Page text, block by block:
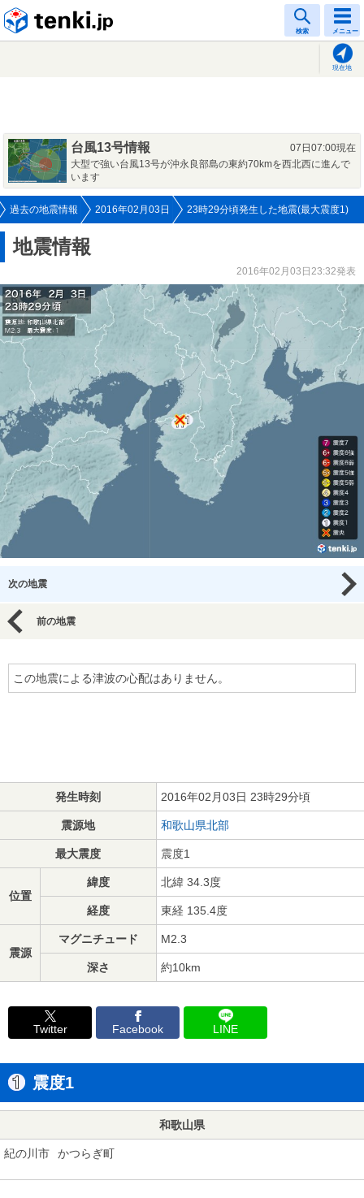
検索 メニュー
現在地
台風13号情報
07日07:00現在
大型で強い台風13号が沖永良部島の東約70kmを西北西に進んで
います
過去の地震情報 2016年02月03日 23時29分頃発生した地震(最大震度1)
地震情報
2016年02月03日23:32発表
次の地震
前の地震
この地震による津波の心配はありません。
発生時刻 2016年02月03日 23時29分頃
震源地 和歌山県北部
最大震度 震度1
位置
緯度 北緯 34.3度
経度 東経 135.4度
震源
マグニチュード M2.3
深さ 約10km
Twitter Facebook LINE
震度1
和歌山県
紀の川市 かつらぎ町